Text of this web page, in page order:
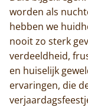
worden als
hebben we
nooit zo sterk
verdeeldheid,
en huiselijk
ervaringen, die